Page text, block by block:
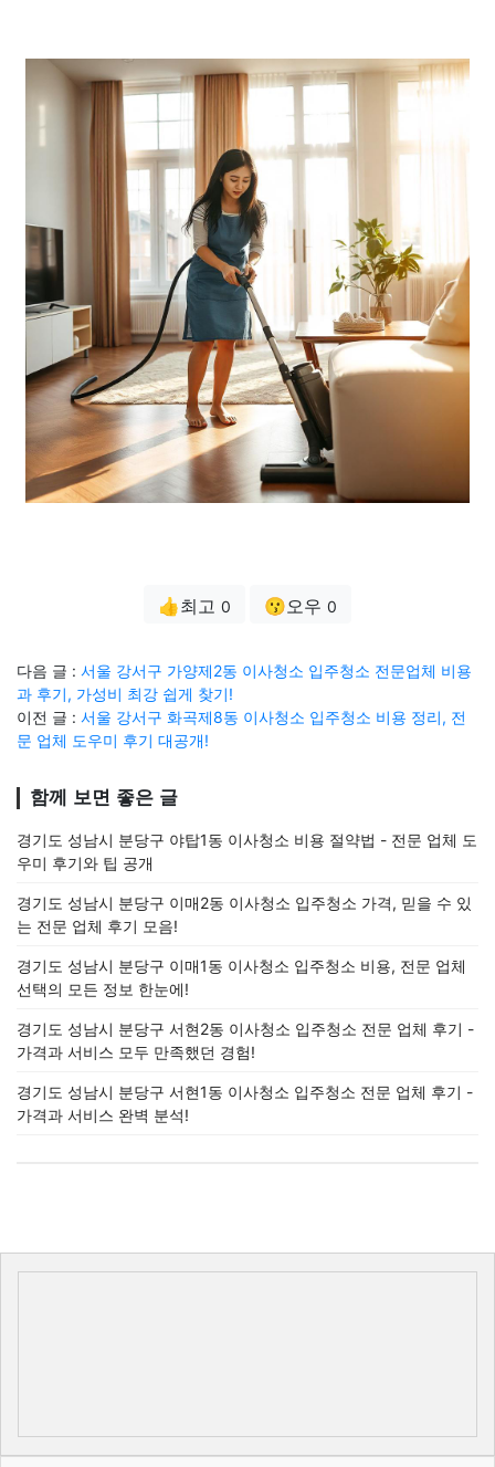
👍최고 0 😗오우 0
다음 글 : 서울 강서구 가양제2동 이사청소 입주청소 전문업체 비용
과 후기, 가성비 최강 쉽게 찾기!
이전 글 : 서울 강서구 화곡제8동 이사청소 입주청소 비용 정리, 전
문 업체 도우미 후기 대공개!
함께 보면 좋은 글
경기도 성남시 분당구 야탑1동 이사청소 비용 절약법 - 전문 업체 도
우미 후기와 팁 공개
경기도 성남시 분당구 이매2동 이사청소 입주청소 가격, 믿을 수 있
는 전문 업체 후기 모음!
경기도 성남시 분당구 이매1동 이사청소 입주청소 비용, 전문 업체
선택의 모든 정보 한눈에!
경기도 성남시 분당구 서현2동 이사청소 입주청소 전문 업체 후기 -
가격과 서비스 모두 만족했던 경험!
경기도 성남시 분당구 서현1동 이사청소 입주청소 전문 업체 후기 -
가격과 서비스 완벽 분석!